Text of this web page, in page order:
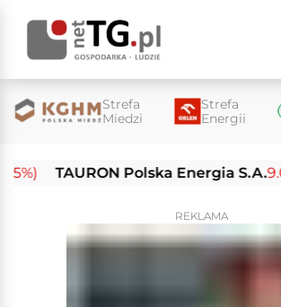
Strefa
Miedzi
Strefa
Energii
TAURON Polska Energia S.A. 9.09
REKLAMA